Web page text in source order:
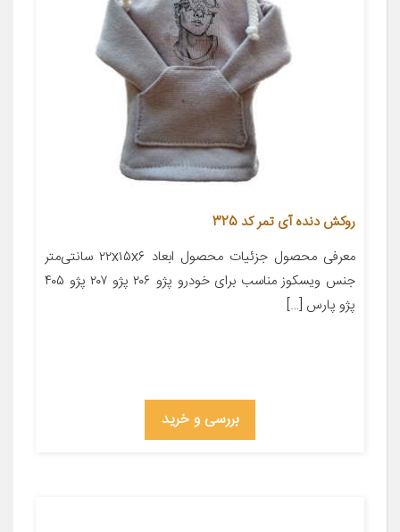
روکش دنده آی تمر کد 325
معرفی محصول جزئیات محصول ابعاد ۲۲x۱۵x۶ سانتی‌متر
جنس ویسکوز مناسب برای خودرو پژو ۲۰۶ پژو ۲۰۷ پژو ۴۰۵
پژو پارس […]
بررسی و خرید